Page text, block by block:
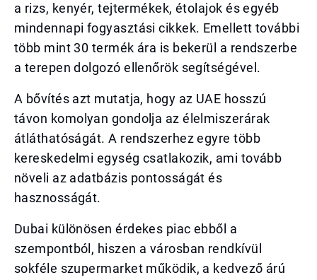
a rizs, kenyér, tejtermékek, étolajok és egyéb
mindennapi fogyasztási cikkek. Emellett további
több mint 30 termék ára is bekerül a rendszerbe
a terepen dolgozó ellenőrök segítségével.
A bővítés azt mutatja, hogy az UAE hosszú
távon komolyan gondolja az élelmiszerárak
átláthatóságát. A rendszerhez egyre több
kereskedelmi egység csatlakozik, ami tovább
növeli az adatbázis pontosságát és
hasznosságát.
Dubai különösen érdekes piac ebből a
szempontból, hiszen a városban rendkívül
sokféle szupermarket működik, a kedvező árú